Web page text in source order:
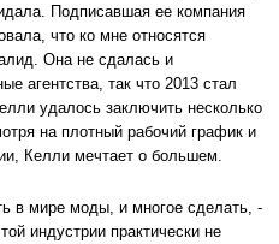
Подписавшая ее компания
что ко мне относятся
Она не сдалась и
агентства, так что 2013 стал
удалось заключить несколько
на плотный рабочий график и
Келли мечтает о большем.
в мире моды, и многое сделать, -
индустрии практически не